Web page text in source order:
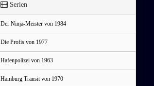
Serien
Der Ninja-Meister von 1984
Die Profis von 1977
Hafenpolizei von 1963
Hamburg Transit von 1970